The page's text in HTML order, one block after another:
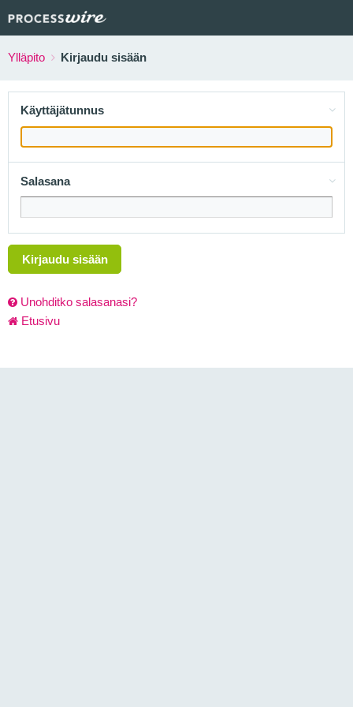
Ylläpito Kirjaudu sisään
Käyttäjätunnus
Salasana
Kirjaudu sisään
Unohditko salasanasi?
Etusivu